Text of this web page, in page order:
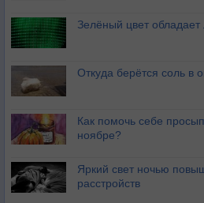
Зелёный цвет
Откуда берётся соль в
Как помочь себе
ноябре?
Яркий свет ночью
расстройств